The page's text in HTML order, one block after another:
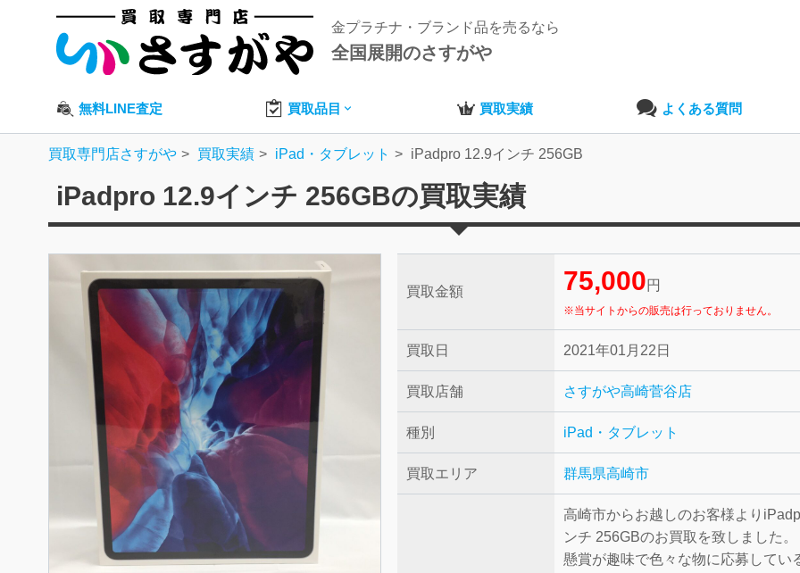
金プラチナ・ブランド品を売るなら
全国展開のさすがや
無料LINE査定 買取品目 買取実績 よくある質問
買取専門店さすがや 買取実績 iPad・タブレット iPadpro 12.9インチ 256GB
iPadpro 12.9インチ 256GBの買取実績
買取金額 75,000 円
※当サイトからの販売は行っておりません。
買取日 2021年01月22日
買取店舗 さすがや高崎菅谷店
種別 iPad・タブレット
買取エリア 群馬県高崎市
高崎市からお越しのお客様より
ンチ 256GBのお買取を致しました。
懸賞が趣味で色々な物に応募してい